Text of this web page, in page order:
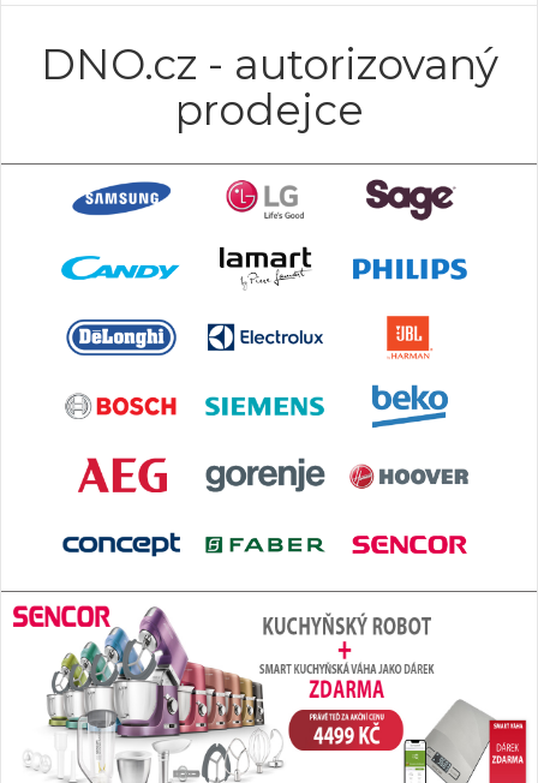
DNO.cz - autorizovaný
prodejce